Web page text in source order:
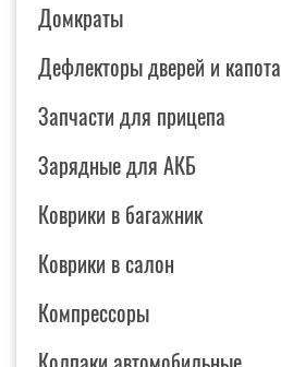
Домкраты
Дефлекторы дверей и капота
Запчасти для прицепа
Зарядные для АКБ
Коврики в багажник
Коврики в салон
Компрессоры